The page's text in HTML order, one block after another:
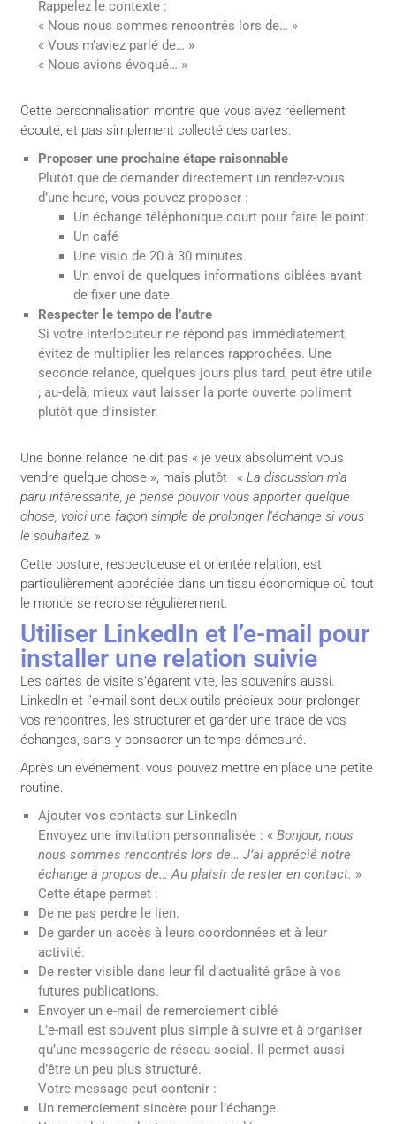
Rappelez le contexte :
« Nous nous sommes rencontrés lors de… »
« Vous m’aviez parlé de… »
« Nous avions évoqué… »
Cette personnalisation montre que vous avez réellement
écouté, et pas simplement collecté des cartes.
Proposer une prochaine étape raisonnable
Plutôt que de demander directement un rendez-vous
d’une heure, vous pouvez proposer :
Un échange téléphonique court pour faire le point.
Un café
Une visio de 20 à 30 minutes.
Un envoi de quelques informations ciblées avant
de fixer une date.
Respecter le tempo de l’autre
Si votre interlocuteur ne répond pas immédiatement,
évitez de multiplier les relances rapprochées. Une
seconde relance, quelques jours plus tard, peut être utile
; au-delà, mieux vaut laisser la porte ouverte poliment
plutôt que d’insister.
Une bonne relance ne dit pas « je veux absolument vous
vendre quelque chose », mais plutôt : «La discussion m’a
paru intéressante, je pense pouvoir vous apporter quelque
chose, voici une façon simple de prolonger l’échange si vous
le souhaitez. »
Cette posture, respectueuse et orientée relation, est
particulièrement appréciée dans un tissu économique où tout
le monde se recroise régulièrement.
Utiliser LinkedIn et l’e-mail pour
installer une relation suivie
Les cartes de visite s’égarent vite, les souvenirs aussi.
LinkedIn et l’e-mail sont deux outils précieux pour prolonger
vos rencontres, les structurer et garder une trace de vos
échanges, sans y consacrer un temps démesuré.
Après un événement, vous pouvez mettre en place une petite
routine.
Ajouter vos contacts sur LinkedIn
Envoyez une invitation personnalisée : «Bonjour, nous
nous sommes rencontrés lors de… J’ai apprécié notre
échange à propos de… Au plaisir de rester en contact. »
Cette étape permet :
De ne pas perdre le lien.
De garder un accès à leurs coordonnées et à leur
activité.
De rester visible dans leur fil d’actualité grâce à vos
futures publications.
Envoyer un e-mail de remerciement ciblé
L’e-mail est souvent plus simple à suivre et à organiser
qu’une messagerie de réseau social. Il permet aussi
d’être un peu plus structuré.
Votre message peut contenir :
Un remerciement sincère pour l’échange.